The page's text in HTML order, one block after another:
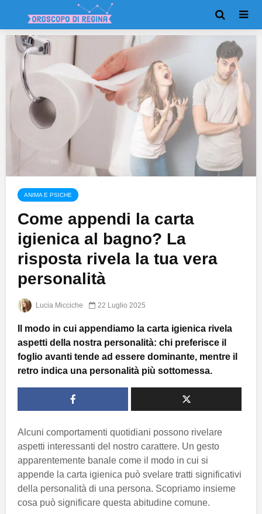
ANIMA E PSICHE
Come appendi la carta
igienica al bagno? La
risposta rivela la tua vera
personalità
Lucia Micciche 22 Luglio 2025
Il modo in cui appendiamo la carta igienica rivela
aspetti della nostra personalità: chi preferisce il
foglio avanti tende ad essere dominante, mentre il
retro indica una personalità più sottomessa.
Alcuni comportamenti quotidiani possono rivelare
aspetti interessanti del nostro carattere. Un gesto
apparentemente banale come il modo in cui si
appende la carta igienica può svelare tratti significativi
della personalità di una persona. Scopriamo insieme
cosa può significare questa abitudine comune.